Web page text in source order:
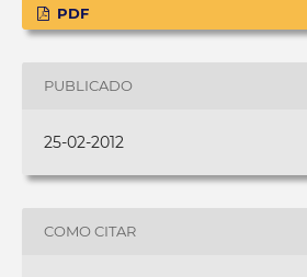
PDF
PUBLICADO
25-02-2012
COMO CITAR